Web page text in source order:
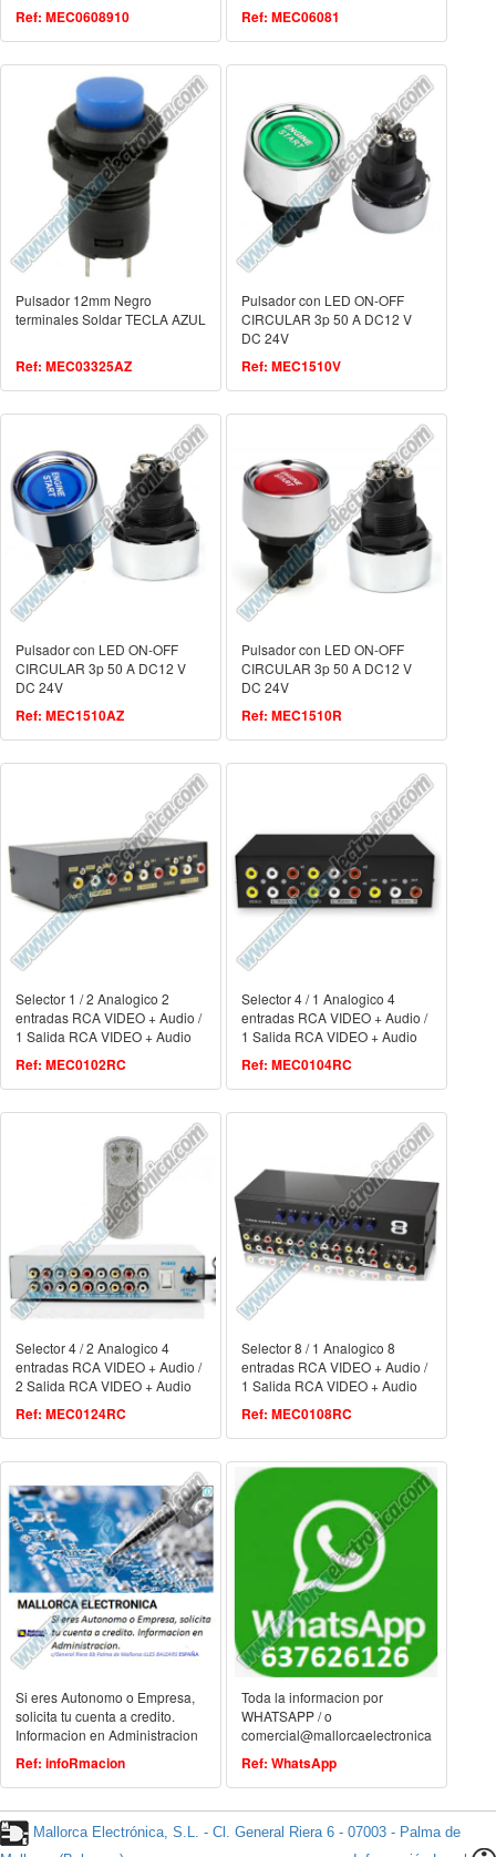
Ref: MEC0608910 Ref: MEC06081
Pulsador 12mm Negro
terminales Soldar TECLA AZUL
Ref: MEC03325AZ
Pulsador con LED ON-OFF
CIRCULAR 3p 50 A DC12 V
DC 24V
Ref: MEC1510V
Pulsador con LED ON-OFF
CIRCULAR 3p 50 A DC12 V
DC 24V
Ref: MEC1510AZ
Pulsador con LED ON-OFF
CIRCULAR 3p 50 A DC12 V
DC 24V
Ref: MEC1510R
Selector 1 / 2 Analogico 2
entradas RCA VIDEO + Audio /
1 Salida RCA VIDEO + Audio
Ref: MEC0102RC
Selector 4 / 1 Analogico 4
entradas RCA VIDEO + Audio /
1 Salida RCA VIDEO + Audio
Ref: MEC0104RC
Selector 4 / 2 Analogico 4
entradas RCA VIDEO + Audio /
2 Salida RCA VIDEO + Audio
Ref: MEC0124RC
Selector 8 / 1 Analogico 8
entradas RCA VIDEO + Audio /
1 Salida RCA VIDEO + Audio
Ref: MEC0108RC
Si eres Autonomo o Empresa,
solicita tu cuenta a credito.
Informacion en Administracion
Ref: infoRmacion
Toda la informacion por
WHATSAPP / o
comercial@mallorcaelectronica.com
Ref: WhatsApp
Mallorca Electrónica, S.L. - Cl. General Riera 6 - 07003 - Palma de